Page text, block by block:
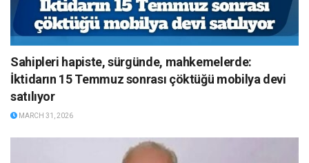
Sahipleri hapiste, sürgünde, mahkemelerde:
İktidarın 15 Temmuz sonrası çöktüğü mobilya devi
satılıyor
MARCH 31, 2026